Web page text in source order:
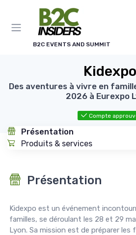
B2C EVENTS AND SUMMIT
Kidexpo
Des aventures à vivre en
2026 à Eurexpo
Compte
Présentation
Produits & services
Présentation
Kidexpo est un événement
familles, se déroulant les 28 et 29
Lyon. Sa mission est de préparer les
Panneau de gestion des cookies